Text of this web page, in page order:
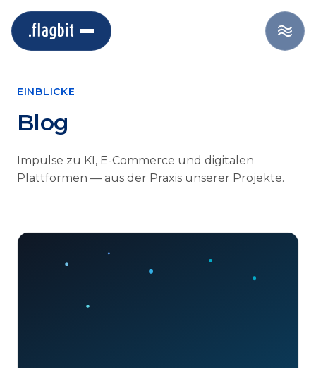
EINBLICKE
Blog
Impulse zu KI, E-Commerce und digitalen
Plattformen — aus der Praxis unserer Projekte.